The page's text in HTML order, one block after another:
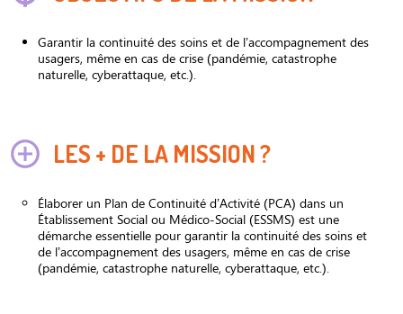
Garantir la continuité des soins et de l’accompagnement des
usagers, même en cas de crise (pandémie, catastrophe
naturelle, cyberattaque, etc.).
LES + DE LA MISSION ?
Élaborer un Plan de Continuité d’Activité (PCA) dans un
Établissement Social ou Médico-Social (ESSMS) est une
démarche essentielle pour garantir la continuité des soins et
de l’accompagnement des usagers, même en cas de crise
(pandémie, catastrophe naturelle, cyberattaque, etc.).